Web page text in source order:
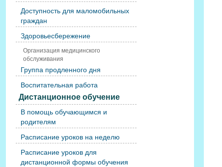
Доступность для маломобильных
граждан
Здоровьесбережение
Организация медицинского
обслуживания
Группа продленного дня
Воспитательная работа
Дистанционное обучение
В помощь обучающимся и
родителям
Расписание уроков на неделю
Расписание уроков для
дистанционной формы обучения